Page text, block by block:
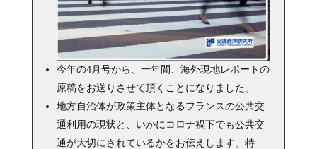
今年の4月号から、一年間、海外現地レポートの
原稿をお送りさせて頂くことになりました。
地方自治体が政策主体となるフランスの公共交
通利用の現状と、いかにコロナ禍下でも公共交
通が大切にされているかをお伝えします。特